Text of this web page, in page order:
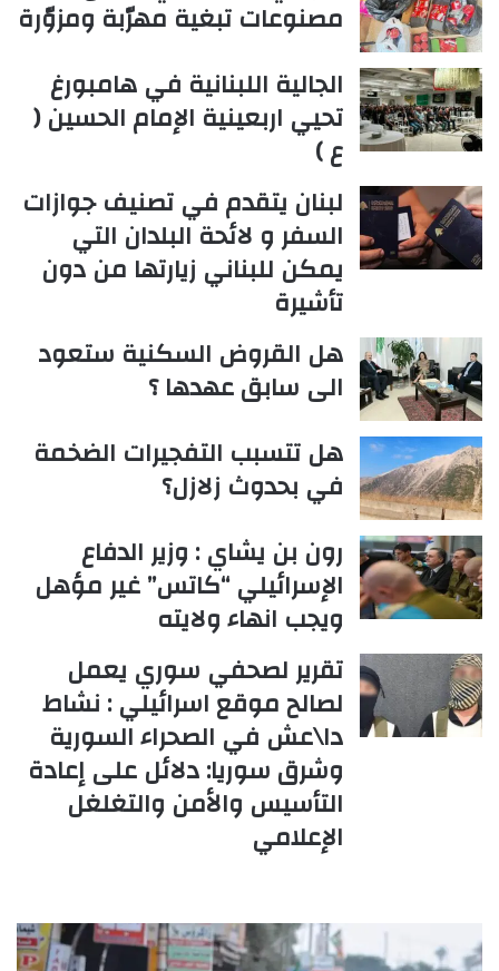
مصنوعات تبغية مهرّبة ومزوّرة
الجالية اللبنانية في هامبورغ
تحيي اربعينية الإمام الحسين (
ع )
لبنان يتقدم في تصنيف جوازات
السفر و لائحة البلدان التي
يمكن للبناني زيارتها من دون
تأشيرة
هل القروض السكنية ستعود
الى سابق عهدها ؟
هل تتسبب التفجيرات الضخمة
في بحدوث زلازل؟
رون بن يشاي : وزير الدفاع
الإسرائيلي “كاتس” غير مؤهل
ويجب انهاء ولايته
تقرير لصحفي سوري يعمل
لصالح موقع اسرائيلي : نشاط
دا\عش في الصحراء السورية
وشرق سوريا: دلائل على إعادة
التأسيس والأمن والتغلغل
الإعلامي